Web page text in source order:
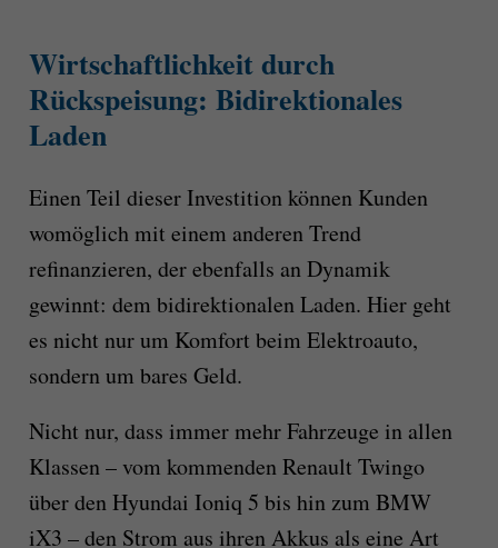
Wirtschaftlichkeit durch
Rückspeisung: Bidirektionales
Laden
Einen Teil dieser Investition können Kunden
womöglich mit einem anderen Trend
refinanzieren, der ebenfalls an Dynamik
gewinnt: dem bidirektionalen Laden. Hier geht
es nicht nur um Komfort beim Elektroauto,
sondern um bares Geld.
Nicht nur, dass immer mehr Fahrzeuge in allen
Klassen – vom kommenden Renault Twingo
über den Hyundai Ioniq 5 bis hin zum BMW
iX3 – den Strom aus ihren Akkus als eine Art